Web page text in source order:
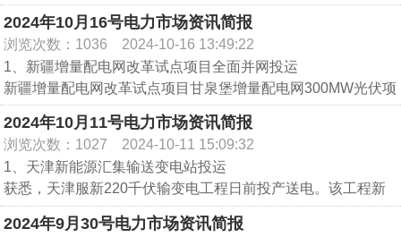
截至9月底，全国累计发电装机容量约31.6亿千瓦，同比增长
14.1%。其中，太阳能发电装机容量约7.7亿千瓦，同比增长
48.3%；风电装机容量约4.8亿千瓦，同比增长19.8%。
1-9月份，全国发电设备累计平均利用2619小时，比上年同期
减少106小时。1-9月份，全国主要发电企业电源工程完成投资
5959亿元，同比增长7.2%。电网工程完成投资3982亿元，同
比增长21.1%。
2、河北：分布式电源规划与电能质量指导性国际标准获批立
项
约束的分布式电源配置方法》成功获批立项。该标准制定发布
2024年10月16号电力市场资讯简报
浏览次数：1036 2024-10-16 13:49:22
1、新疆增量配电网改革试点项目全面并网投运
新疆增量配电网改革试点项目甘泉堡增量配电网300MW光伏项
目全面并网投运。该项目由国能新疆甘泉堡综合能源有限公司
投资建设。甘泉堡增量配电网项目是国家第五批增量配电业务
改革试点项目，也是乌鲁木齐市响应国家“碳达峰”“碳中和”工作
实施的重要项目。
项目规划建设总投资51.5亿元（其中配电网13.7亿元、综合能
源37.8亿元），分为近期（2022年至2024年）、中期和远期
2024年10月11号电力市场资讯简报
浏览次数：1027 2024-10-11 15:09:32
1、天津新能源汇集输送变电站投运
获悉，天津服新220千伏输变电工程日前投产送电。该工程新
建天津新能源汇集输送变电站1座、新建服新—范庄220千伏线
路60.48千米，天津宁河地区将有16个新能源发电项目通过该
2024年9月30号电力市场资讯简报